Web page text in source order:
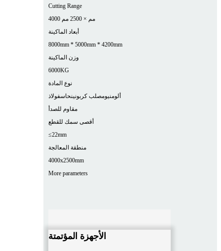
Cutting Range
4000 مم × 2500 مم
أبعاد الماكينة
8000mm * 5000mm * 4200mm
وزن الماكينة
6000KG
نوع المادة
ألومنيومصلب كربونينحاسفولاذ
مقاوم للصدأ
أقصى سمك للقطع
≤22mm
منطقة المعالجة
4000x2500mm
More parameters
الأجهزة المؤتمتة